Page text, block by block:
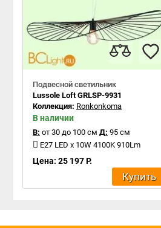
Подвесной светильник
Lussole Loft GRLSP-9931
Коллекция: Ronkonkoma
В наличии
В: от 30 до 100 см Д: 95 см
E27 LED x 10W 4100K 910Lm
Цена: 25 197 Р.
Купить